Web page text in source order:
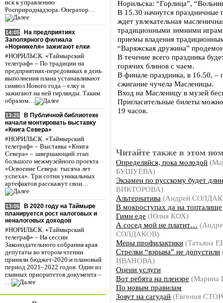
иск к управлению
Росприроднадзора. Оператор…
14:05
На предприятиях
Заполярного филиала
«Норникеля» зажигают елки
#НОРИЛЬСК. «Таймырский
телеграф» – По традиции на
предприятиях-передовиках в день
выполнения плана устанавливают
символ Нового года – елку и
зажигают на ней гирлянды. Таким
образом…
13:25
В Публичной библиотеке
начали монтировать выставку
«Книга Севера»
#НОРИЛЬСК. «Таймырский
телеграф» – Выставка «Книга
Севера» – завершающий этап
большого межмузейного проекта
«Освоение Севера: тысяча лет
успеха». Три сотни уникальных
артефактов расскажут свои…
13:05
В 2020 году на Таймыре
планируется рост налоговых и
неналоговых доходов
#НОРИЛЬСК. «Таймырский
телеграф» – На сессии
Законодательного собрания края
депутаты во втором чтении
приняли бюджет-2020 и плановый
период 2021–2022 годов. Один из
главных приоритетов документа –
…
Норильска: “Горлица”,
В 15.30 начнутся праздничные
ждет увлекательная
традиционными зимними
приемы владения
“Варяжская дружина”
В течение всего праздника
горячих блинов с чаем.
В финале праздника, в 16.50,
сжигание чучела Масленицы.
Вход на Масленицу в музей
Пригласительные билеты
19 часов.
Читайте также в этом
Определяйся, пока молодой
БУШУЕВА)
Экзамен по русскому будет
ВИКТОРОВА)
Альтернатива (Андрей
В мокроступах да на топталище
Гимн еде (Юлия КОХ)
А сосед мой не платит…
СОЛДАКОВ)
Меры профилактики (Татьяна
Стрелки “взрыва” не допустили
ИВАНОВА)
Оцени услуги
Вот ребята на пленэре
По новым правилам
Зовут на сагудай (Евгения